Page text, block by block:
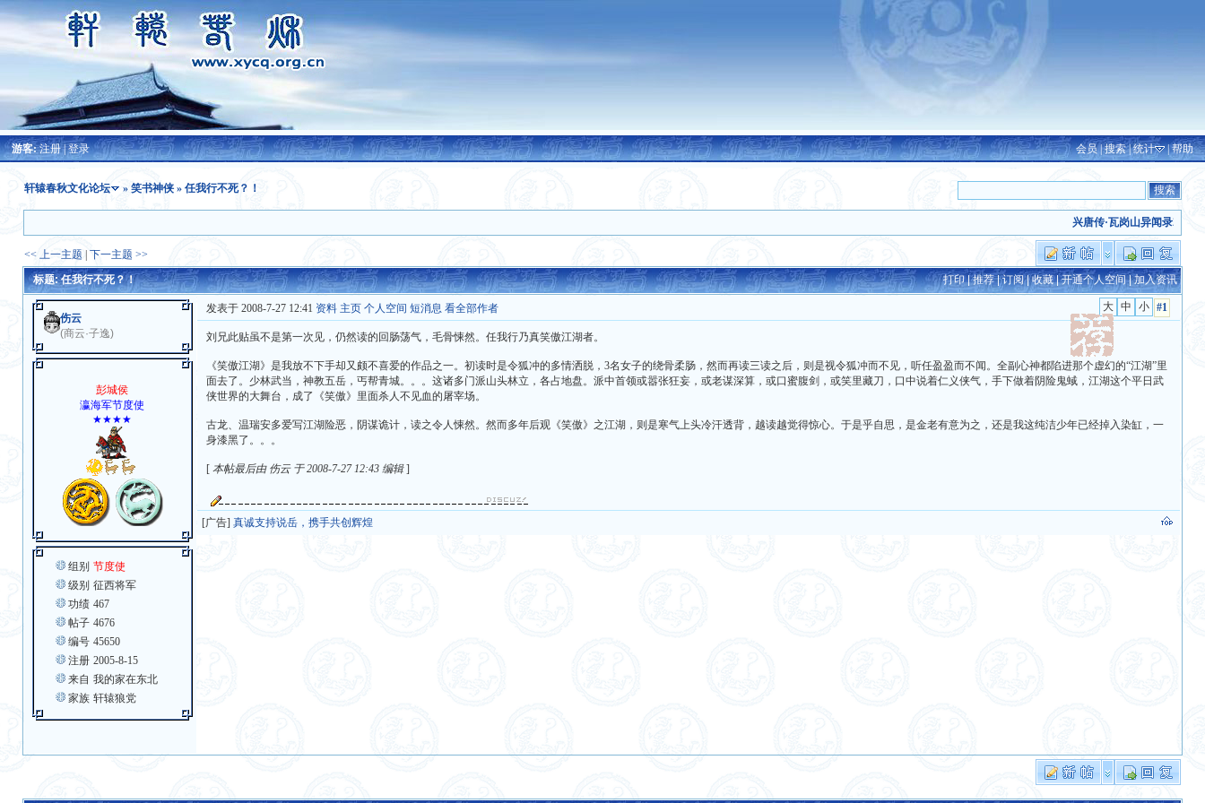
游客:注册|登录 会员|搜索|统计 |帮助
轩辕春秋文化论坛 » 笑书神侠» 任我行不死？！
兴唐传·瓦岗山异闻录2024除
<< 上一主题
下一主题 >>
打印|推荐|订阅|收藏|开通个人空间|加入资讯
标题: 任我行不死？！
伤云
(商云·子逸)
彭城侯
瀛海军节度使
★★★★
组别 节度使
级别 征西将军
功绩 467
帖子 4676
编号 45650
注册 2005-8-15
来自 我的家在东北
家族 轩辕狼党
#1
发表于 2008-7-27 12:41 资料 主页 个人空间 短消息 看全部作者
刘兄此贴虽不是第一次见，仍然读的回肠荡气，毛骨悚然。任我行乃真笑傲江湖者。
《笑傲江湖》是我放不下手却又颇不喜爱的作品之一。初读时是令狐冲的多情洒脱，3名女子的绕骨柔肠，然而再读三读之后，则是视令狐冲而不见，听任盈盈而不闻。全副心神都陷进那个虚幻的“江湖”里
面去了。少林武当，神教五岳，丐帮青城。。。这诸多门派山头林立，各占地盘。派中首领或嚣张狂妄，或老谋深算，或口蜜腹剑，或笑里藏刀，口中说着仁义侠气，手下做着阴险鬼蜮，江湖这个平日武
侠世界的大舞台，成了《笑傲》里面杀人不见血的屠宰场。
古龙、温瑞安多爱写江湖险恶，阴谋诡计，读之令人悚然。然而多年后观《笑傲》之江湖，则是寒气上头冷汗透背，越读越觉得惊心。于是乎自思，是金老有意为之，还是我这纯洁少年已经掉入染缸，一
身漆黑了。。。
[本帖最后由 伤云 于 2008-7-27 12:43 编辑]
[广告] 真诚支持说岳，携手共创辉煌